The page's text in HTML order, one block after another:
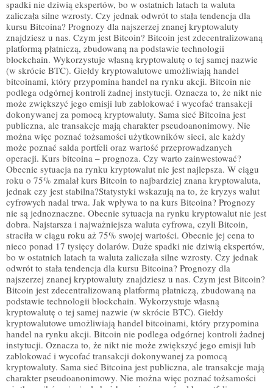
spadki nie dziwią ekspertów, bo w ostatnich latach ta waluta
zaliczała silne wzrosty. Czy jednak odwrót to stała tendencja dla
kursu Bitcoina? Prognozy dla najszerzej znanej kryptowaluty
znajdziesz u nas. Czym jest Bitcoin? Bitcoin jest zdecentralizowaną
platformą płatniczą, zbudowaną na podstawie technologii
blockchain. Wykorzystuje własną kryptowalutę o tej samej nazwie
(w skrócie BTC). Giełdy kryptowalutowe umożliwiają handel
bitcoinami, który przypomina handel na rynku akcji. Bitcoin nie
podlega odgórnej kontroli żadnej instytucji. Oznacza to, że nikt nie
może zwiększyć jego emisji lub zablokować i wycofać transakcji
dokonywanej za pomocą kryptowaluty. Sama sieć Bitcoina jest
publiczna, ale transakcje mają charakter pseudoanonimowy. Nie
można więc poznać tożsamości użytkowników sieci, ale każdy
może poznać salda portfeli oraz wartość przeprowadzanych
operacji. Kurs bitcoina – prognoza. Czy warto zainwestować?
Obecnie sytuacja na rynku kryptowalut nie jest najlepsza. W ciągu
roku o 75% zmalał kurs Bitcoin to najbardziej znana kryptowaluta,
jednak czy jest stabilna?Statystyki wskazują na to, że kryzys walut
cyfrowych nadal trwa. Jak wpływa to na kurs Bitcoina? Prognozy
nie są jednoznaczne. Obecnie sytuacja na rynku kryptowalut nie jest
dobra. Najstarsza i najważniejsza waluta cyfrowa, czyli Bitcoin,
straciła w ciągu roku aż 75% swojej wartości. Obecnie jej cena to
nieco ponad 17 tysięcy dolarów. Duże spadki nie dziwią ekspertów,
bo w ostatnich latach ta waluta zaliczała silne wzrosty. Czy jednak
odwrót to stała tendencja dla kursu Bitcoina? Prognozy dla
najszerzej znanej kryptowaluty znajdziesz u nas. Czym jest Bitcoin?
Bitcoin jest zdecentralizowaną platformą płatniczą, zbudowaną na
podstawie technologii blockchain. Wykorzystuje własną
kryptowalutę o tej samej nazwie (w skrócie BTC). Giełdy
kryptowalutowe umożliwiają handel bitcoinami, który przypomina
handel na rynku akcji. Bitcoin nie podlega odgórnej kontroli żadnej
instytucji. Oznacza to, że nikt nie może zwiększyć jego emisji lub
zablokować i wycofać transakcji dokonywanej za pomocą
kryptowaluty. Sama sieć Bitcoina jest publiczna, ale transakcje mają
charakter pseudoanonimowy. Nie można więc poznać tożsamości